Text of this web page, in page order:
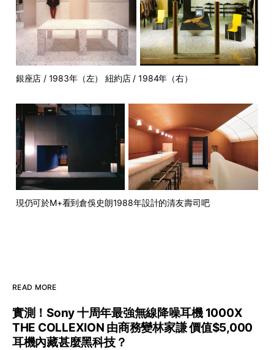
銀座店 / 1983年（左） 紐約店 / 1984年（右）
現仍可於M+看到倉俁史朗1988年設計的清友壽司吧
READ MORE
實測！Sony 十周年最強無線降噪耳機 1000X
THE COLLEXION 由商務變林家謙 價值$5,000
耳機內藏甚麼黑科技？